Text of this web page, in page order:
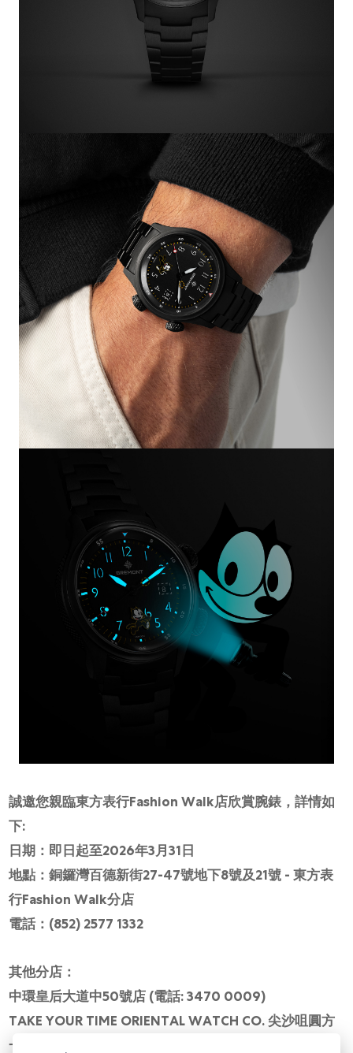
誠邀您親臨東方表行Fashion Walk店欣賞腕錶，詳情如
下:
日期：即日起至2026年3月31日
地點：銅鑼灣百德新街27-47號地下8號及21號 - 東方表
行Fashion Walk分店
電話：(852) 2577 1332
其他分店：
中環皇后大道中50號店 (電話: 3470 0009)
TAKE YOUR TIME ORIENTAL WATCH CO. 尖沙咀圓方
一樓1098-1099號舖（電話: 2723 3360）